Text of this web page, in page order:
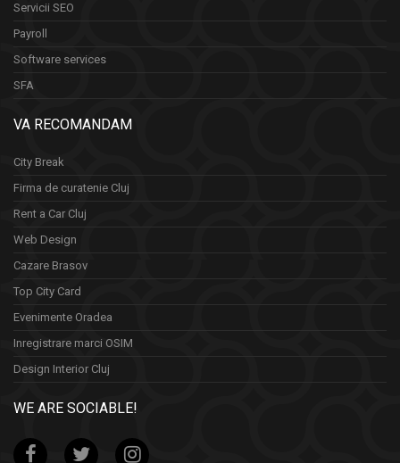
Servicii SEO
Payroll
Software services
SFA
VA RECOMANDAM
City Break
Firma de curatenie Cluj
Rent a Car Cluj
Web Design
Cazare Brasov
Top City Card
Evenimente Oradea
Inregistrare marci OSIM
Design Interior Cluj
WE ARE SOCIABLE!